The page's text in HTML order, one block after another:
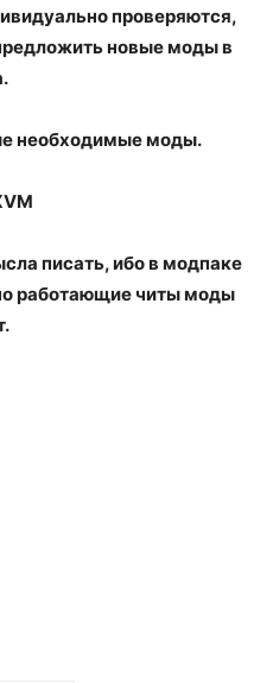
проверяются,
новые моды в
необходимые моды.
писать, ибо в модпаке
работающие читы моды